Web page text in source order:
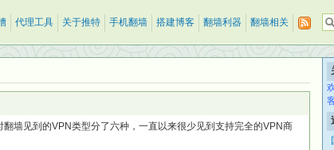
代理工具 关于推特 手机翻墙 搭建博客 翻墙利器 翻墙相关
墙见到的VPN类型分了六种，一直以来很少见到支持完全的VPN商